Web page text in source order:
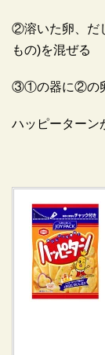
②溶いた卵、だ
もの)を混ぜる
③①の器に②の
ハッピーターン